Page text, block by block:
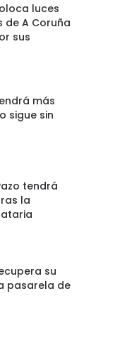
luces
de A Coruña
sus
más
sigue sin
tendrá
la
su
pasarela de